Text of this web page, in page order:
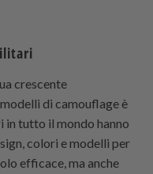
crescente
di camouflage è
tutto il mondo hanno
colori e modelli per
efficace, ma anche